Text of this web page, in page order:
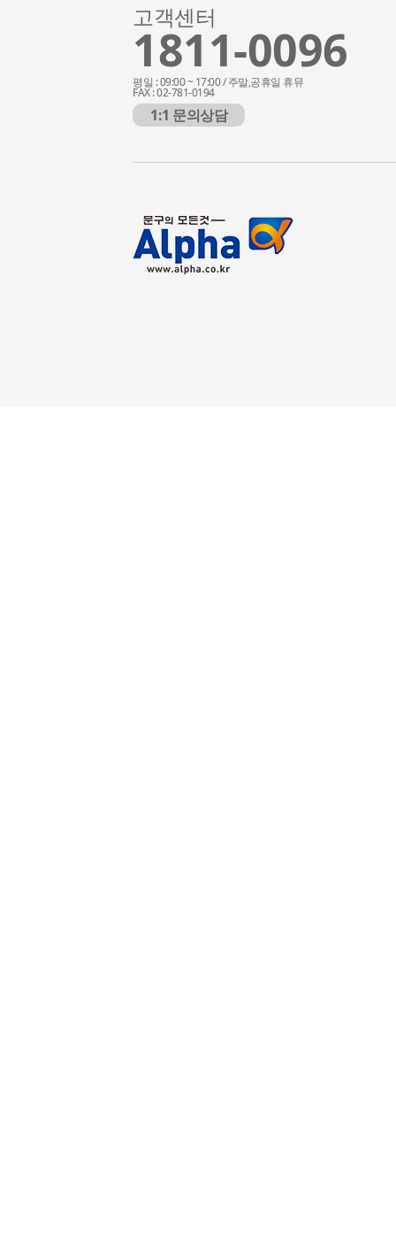
고객센터
1811-0096
평일 : 09:00 ~ 17:00 / 주말,공휴일 휴뮤
FAX : 02-781-0194
1:1 문의상담